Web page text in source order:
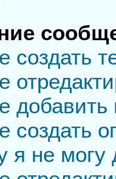
создать
создать
я не могу